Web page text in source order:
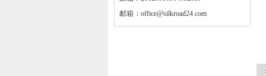
邮箱： office@silkroad24.com